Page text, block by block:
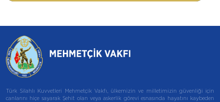
Türk Silahlı Kuvvetleri Mehmetçik Vakfı, ülkemizin ve milletimizin güvenliği için
canlarını hiçe sayarak Şehit olan veya askerlik görevi esnasında hayatını kaybeden